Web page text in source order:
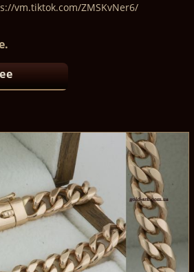
vm.tiktok.com/ZMSKvNer6/